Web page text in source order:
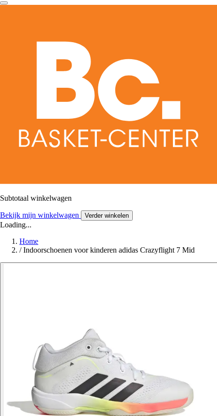
Subtotaal winkelwagen
Bekijk mijn winkelwagen Verder winkelen
Loading...
Home
/ Indoorschoenen voor kinderen adidas Crazyflight 7 Mid